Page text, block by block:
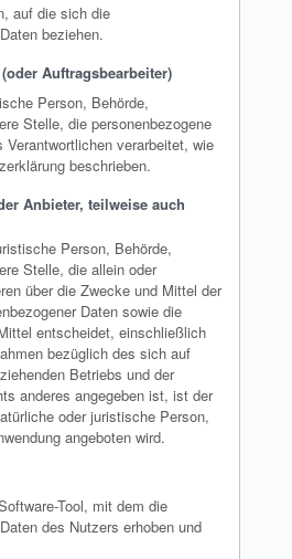
auf die sich die
beziehen.
Auftragsbearbeiter)
Person, Behörde,
Stelle, die personenbezogene
Verantwortlichen verarbeitet, wie
beschrieben.
Anbieter, teilweise auch
Person, Behörde,
Stelle, die allein oder
über die Zwecke und Mittel der
Daten sowie die
entscheidet, einschließlich
bezüglich des sich auf
Betriebs und der
anderes angegeben ist, ist der
oder juristische Person,
angeboten wird.
Tool, mit dem die
des Nutzers erhoben und